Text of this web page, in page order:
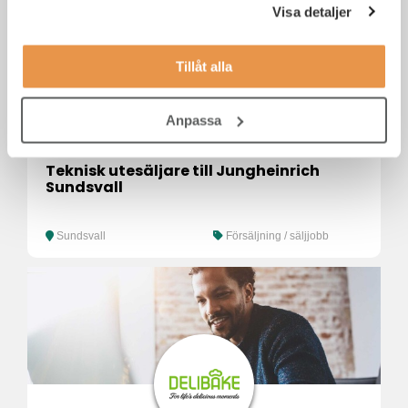
Visa detaljer
Tillåt alla
Anpassa
Teknisk utesäljare till Jungheinrich
Sundsvall
Sundsvall Försäljning / säljjobb